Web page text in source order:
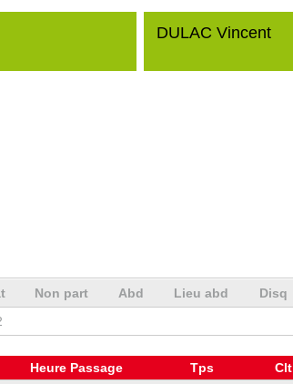
DULAC Vincent
Non part Abd Lieu abd Disq
Heure Passage Tps Clt